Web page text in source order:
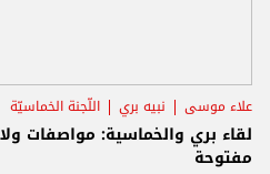
علاء موسى نبيه بري اللّجنة الخماسيّة
لقاء بري والخماسية: مواصفات
مفتوحة